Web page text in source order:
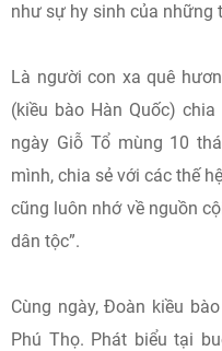
như sự hy sinh của những
Là người con xa quê
(kiều bào Hàn Quốc)
ngày Giỗ Tổ mùng 10
mình, chia sẻ với các thế
cũng luôn nhớ về nguồn
dân tộc”.
Cùng ngày, Đoàn kiều
Phú Thọ. Phát biểu tại